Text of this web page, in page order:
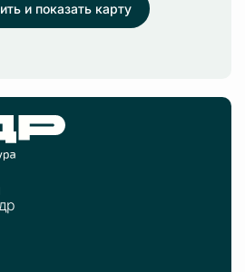
и показать карту